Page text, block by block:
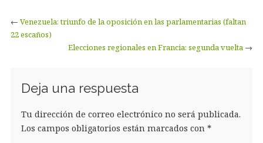
← Venezuela: triunfo de la oposición en las parlamentarias (faltan
22 escaños)
Elecciones regionales en Francia: segunda vuelta →
Deja una respuesta
Tu dirección de correo electrónico no será publicada.
Los campos obligatorios están marcados con *